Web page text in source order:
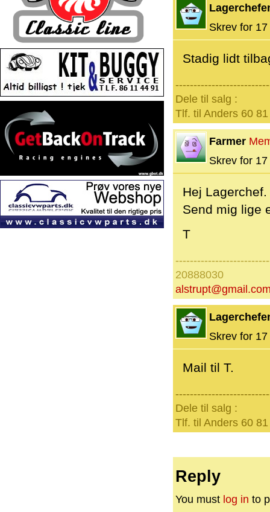
Skrev for
Stadig lidt
Dele til salg :
Tlf. til Anders 60
Farmer
Skrev for
Hej
Send mig lige
T
20888030
Skrev for
Mail til T.
Dele til salg :
Tlf. til Anders 60
Reply
You must log in to